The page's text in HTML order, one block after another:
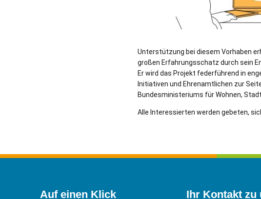
Unterstützung bei diesem Vorhaben
großen Erfahrungsschatz durch sein
Er wird das Projekt federführend in
Initiativen und Ehrenamtlichen zur
Bundesministeriums für Wohnen,
Alle Interessierten werden gebeten,
Auf einen Klick Ihr Kontakt zu